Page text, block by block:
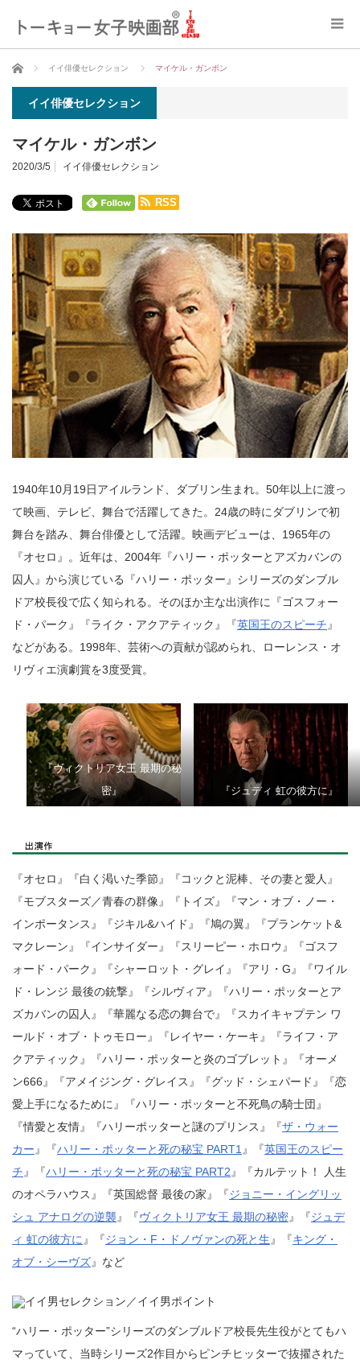
ホーム イイ俳優セレクション マイケル・ガンボン
イイ俳優セレクション
マイケル・ガンボン
2020/3/5 イイ俳優セレクション
RSS
1940年10月19日アイルランド、ダブリン生まれ。50年以上に渡っ
て映画、テレビ、舞台で活躍してきた。24歳の時にダブリンで初
舞台を踏み、舞台俳優として活躍。映画デビューは、1965年の
『オセロ』。近年は、2004年『ハリー・ポッターとアズカバンの
囚人』から演じている『ハリー・ポッター』シリーズのダンブル
ドア校長役で広く知られる。そのほか主な出演作に『ゴスフォー
ド・パーク』『ライク・アクアティック』『英国王のスピーチ 』
などがある。1998年、芸術への貢献が認められ、ローレンス・オ
リヴィエ演劇賞を3度受賞。
『ヴィクトリア女王 最期の秘
密』
『ジュディ 虹の彼方に』
『オセロ』『白く渇いた季節』『コックと泥棒、その妻と愛人』
『モブスターズ／青春の群像』『トイズ』『マン・オブ・ノー・
インポータンス』『ジキル&ハイド』『鳩の翼』『プランケット&
マクレーン』『インサイダー』『スリーピー・ホロウ』『ゴスフ
ォード・パーク』『シャーロット・グレイ』『アリ・G』『ワイル
ド・レンジ 最後の銃撃』『シルヴィア』『ハリー・ポッターとア
ズカバンの囚人』『華麗なる恋の舞台で』『スカイキャプテン ワ
ールド・オブ・トゥモロー』『レイヤー・ケーキ』『ライフ・ア
クアティック』『ハリー・ポッターと炎のゴブレット』『オーメ
ン666』『アメイジング・グレイス』『グッド・シェパード』『恋
愛上手になるために』『ハリー・ポッターと不死鳥の騎士団』
『情愛と友情』『ハリーポッターと謎のプリンス』『ザ・ウォー
カー 』『ハリー・ポッターと死の秘宝 PART1 』『英国王のスピー
チ 』『ハリー・ポッターと死の秘宝 PART2 』『カルテット！ 人生
のオペラハウス』『英国総督 最後の家』『ジョニー・イングリッ
シュ アナログの逆襲』『ヴィクトリア女王 最期の秘密』『ジュデ
ィ 虹の彼方に 』『ジョン・F・ドノヴァンの死と生 』『キング・
オブ・シーヴズ』など
“ハリー・ポッター”シリーズのダンブルドア校長先生役がとてもハ
マっていて、当時シリーズ2作目からピンチヒッターで抜擢された